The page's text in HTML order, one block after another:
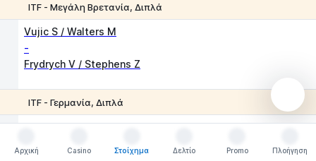
ITF - Μεγάλη Βρετανία, Διπλά
Vujic S / Walters M
-
Frydrych V / Stephens Z
ITF - Γερμανία, Διπλά
1 2
Branchetti G / Ilic J
Αρχική
Casino
Στοίχημα
Δελτίο
Promo
Πλοήγηση